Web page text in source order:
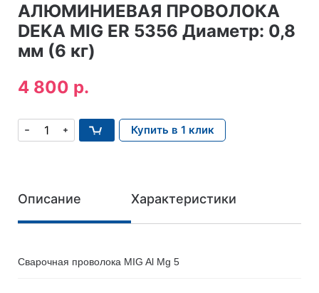
АЛЮМИНИЕВАЯ ПРОВОЛОКА
DEKA MIG ER 5356 Диаметр: 0,8
мм (6 кг)
4 800 р.
Купить в 1 клик
Описание Характеристики
Сварочная проволока MIG Al Mg 5